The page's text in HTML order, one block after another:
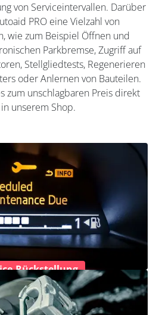
von Serviceintervallen. Darüber
PRO eine Vielzahl von
wie zum Beispiel Öffnen und
Parkbremse, Zugriff auf
Stellgliedtests, Regenerieren
oder Anlernen von Bauteilen.
zum unschlagbaren Preis direkt
unserem Shop.
Rückstellung